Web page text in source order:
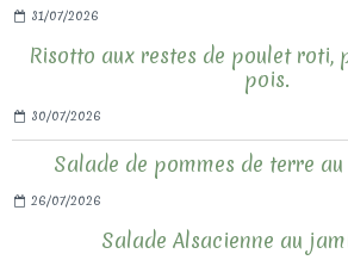
31/07/2026
Risotto aux restes de poulet roti,
pois.
30/07/2026
Salade de pommes de terre
26/07/2026
Salade Alsacienne au